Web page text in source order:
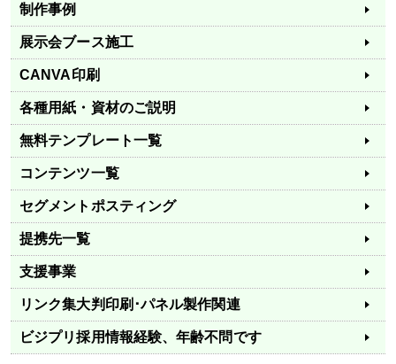
制作事例
展示会ブース施工
CANVA印刷
各種用紙・資材のご説明
無料テンプレート一覧
コンテンツ一覧
セグメントポスティング
提携先一覧
支援事業
リンク集大判印刷･パネル製作関連
ビジプリ採用情報経験、年齢不問です